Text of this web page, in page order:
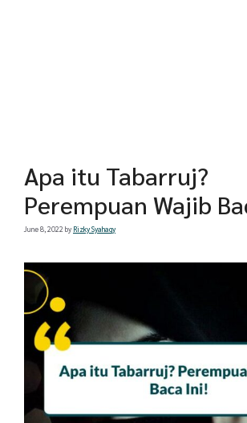
Apa itu Tabarruj?
Perempuan Wajib
June 8, 2022 by Rizky Syahaqy